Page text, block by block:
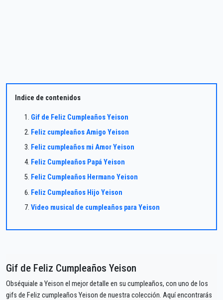
Indice de contenidos
Gif de Feliz Cumpleaños Yeison
Feliz cumpleaños Amigo Yeison
Feliz cumpleaños mi Amor Yeison
Feliz Cumpleaños Papá Yeison
Feliz Cumpleaños Hermano Yeison
Feliz Cumpleaños Hijo Yeison
Video musical de cumpleaños para Yeison
Gif de Feliz Cumpleaños Yeison
Obséquiale a Yeison el mejor detalle en su cumpleaños, con uno de los
gifs de Feliz cumpleaños Yeison de nuestra colección. Aquí encontrarás